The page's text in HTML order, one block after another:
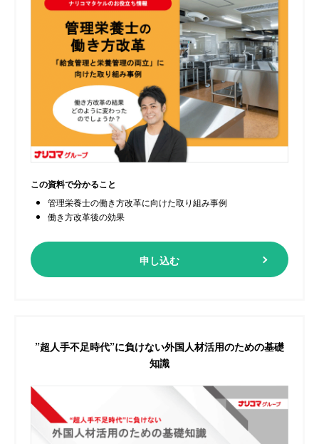
この資料で分かること
管理栄養士の働き方改革に向けた取り組み事例
働き方改革後の効果
申し込む
”超人手不足時代”に負けない外国人材活用のための基礎
知識